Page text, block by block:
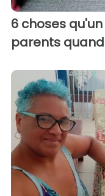
6 choses
parents